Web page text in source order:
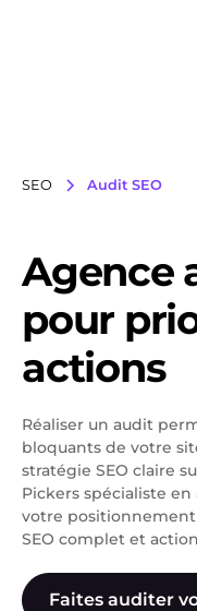
SEO Audit SEO
Agence
pour
actions
Réaliser un audit
bloquants de votre
stratégie SEO claire
Pickers spécialiste
votre positionnement
SEO complet et
Faites auditer